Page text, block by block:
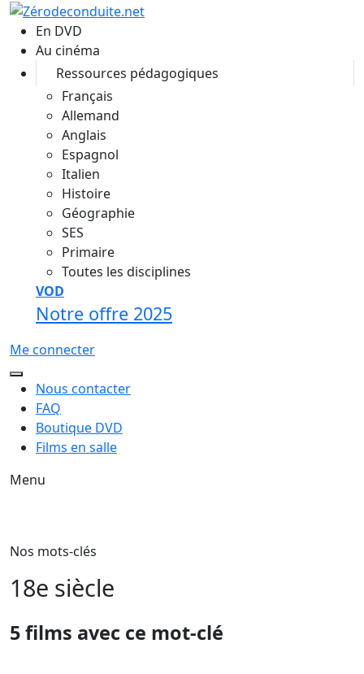
Aller au contenu principal
En DVD
Au cinéma
Ressources pédagogiques
Français
Allemand
Anglais
Espagnol
Italien
Histoire
Géographie
SES
Primaire
Toutes les disciplines
VOD
Notre offre 2025
Me connecter
Nous contacter
FAQ
Boutique DVD
Films en salle
Menu
Nos mots-clés
18e siècle
5 films avec ce mot-clé